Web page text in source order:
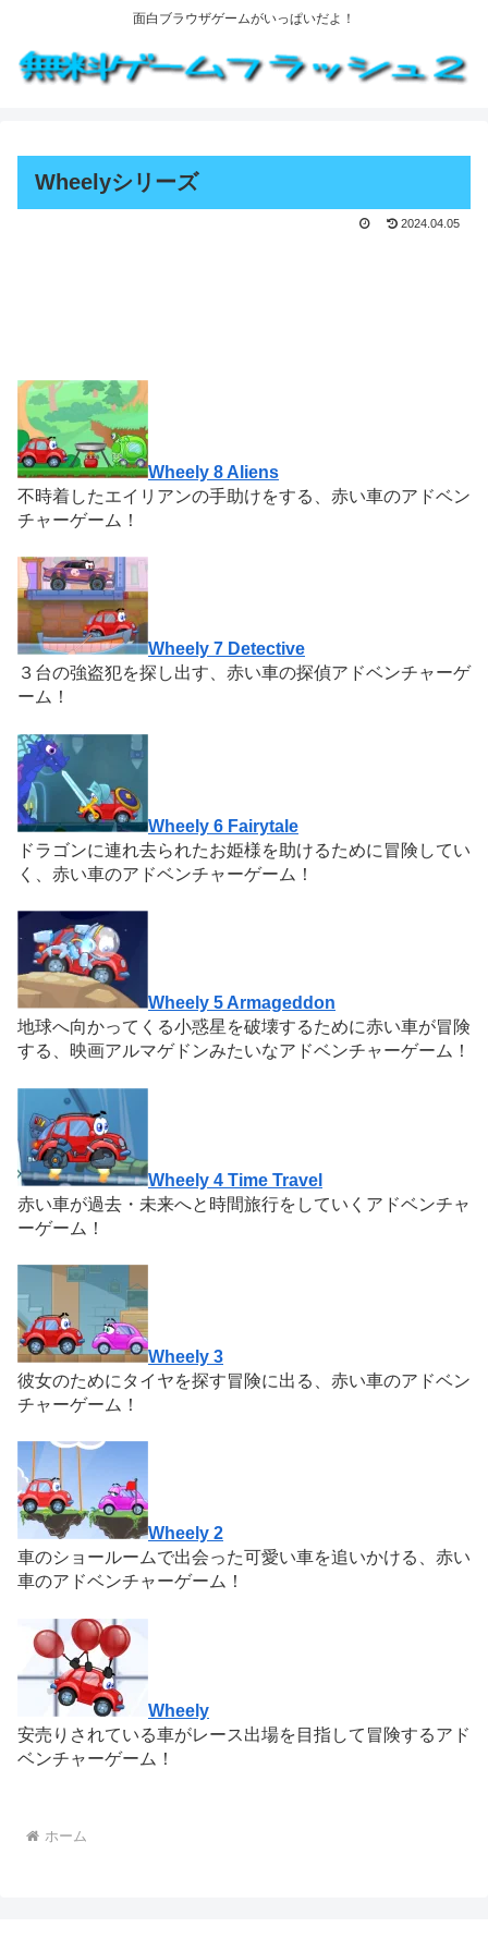
面白ブラウザゲームがいっぱいだよ！
Wheelyシリーズ
2024.04.05
Wheely 8 Aliens
不時着したエイリアンの手助けをする、赤い車のアドベン
チャーゲーム！
Wheely 7 Detective
３台の強盗犯を探し出す、赤い車の探偵アドベンチャーゲ
ーム！
Wheely 6 Fairytale
ドラゴンに連れ去られたお姫様を助けるために冒険してい
く、赤い車のアドベンチャーゲーム！
Wheely 5 Armageddon
地球へ向かってくる小惑星を破壊するために赤い車が冒険
する、映画アルマゲドンみたいなアドベンチャーゲーム！
Wheely 4 Time Travel
赤い車が過去・未来へと時間旅行をしていくアドベンチャ
ーゲーム！
Wheely 3
彼女のためにタイヤを探す冒険に出る、赤い車のアドベン
チャーゲーム！
Wheely 2
車のショールームで出会った可愛い車を追いかける、赤い
車のアドベンチャーゲーム！
Wheely
安売りされている車がレース出場を目指して冒険するアド
ベンチャーゲーム！
ホーム